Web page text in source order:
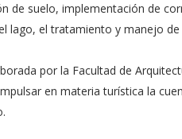
de suelo, implementación de
lago, el tratamiento y manejo
por la Facultad de
en materia turística la